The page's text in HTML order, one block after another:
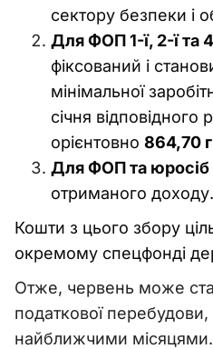
сектору безпеки і
Для ФОП 1-ї, 2-ї та
фіксований і
мінімальної
січня
орієнтовно 864,70
Для ФОП та юросіб
отриманого доходу.
Кошти з цього збору
окремому спецфонді
Отже, червень може
податкової перебудови,
найближчими місяцями.